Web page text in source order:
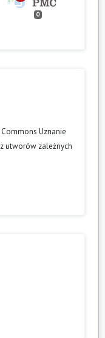
0
Uznanie
utworów zależnych